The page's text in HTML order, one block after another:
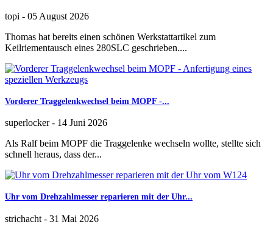
topi - 05 August 2026
Thomas hat bereits einen schönen Werkstattartikel zum
Keilriementausch eines 280SLC geschrieben....
Vorderer Traggelenkwechsel beim MOPF -...
superlocker- 14 Juni 2026
Als Ralf beim MOPF die Traggelenke wechseln wollte, stellte sich
schnell heraus, dass der...
Uhr vom Drehzahlmesser reparieren mit der Uhr...
strichacht - 31 Mai 2026